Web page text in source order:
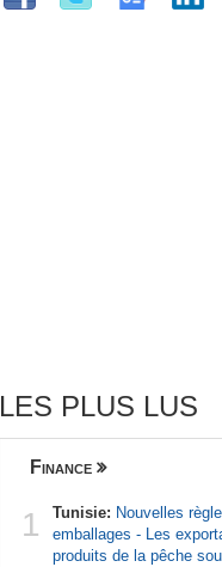
LES PLUS LUS
Finance
1 Tunisie: Nouvelles
emballages - Les
produits de la pêche